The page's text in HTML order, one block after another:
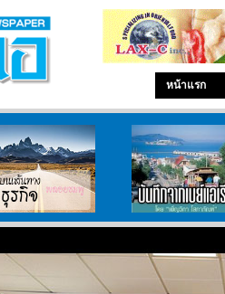
หน้าแรก
บนเส้นทางธุรกิจ บันทึกจากเบย์เอเ